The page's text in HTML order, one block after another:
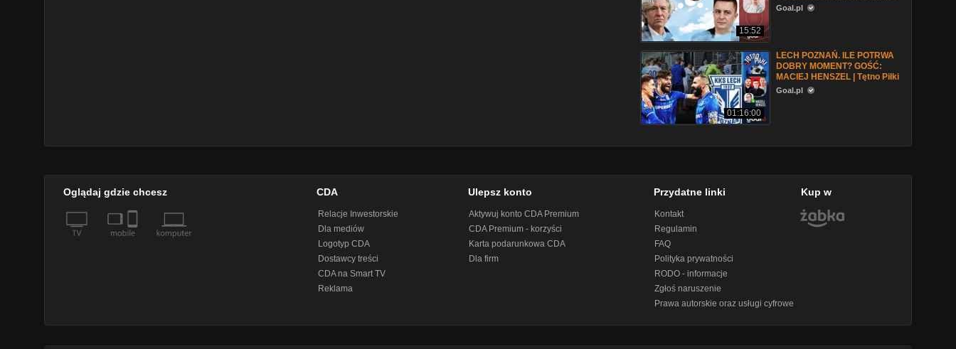
15:52
Goal.pl
01:16:00
LECH POZNAŃ. ILE POTRWA
DOBRY MOMENT? GOŚĆ:
MACIEJ HENSZEL | Tętno Piłki
Goal.pl
Oglądaj gdzie chcesz CDA
Relacje Inwestorskie
Dla mediów
Logotyp CDA
Dostawcy treści
CDA na Smart TV
Reklama
Ulepsz konto
Aktywuj konto CDA Premium
CDA Premium - korzyści
Karta podarunkowa CDA
Dla firm
Przydatne linki
Kontakt
Regulamin
FAQ
Polityka prywatności
RODO - informacje
Zgłoś naruszenie
Prawa autorskie oraz usługi cyfrowe
Kup w